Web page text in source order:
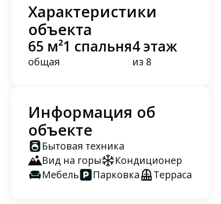
Характеристики
объекта
65 м²
общая
1 спальня4 этаж
из 8
Информация об
объекте
Бытовая техника
Вид на горы
Кондиционер
Мебель
Парковка Терраса